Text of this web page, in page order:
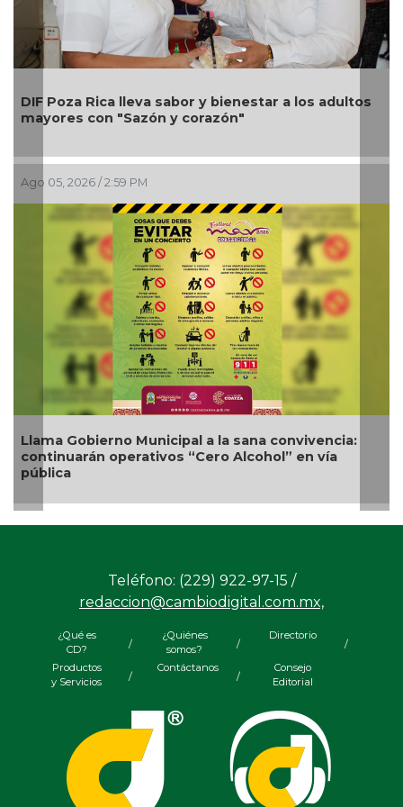
Poza Rica lleva sabor y bienestar a los adultos
con "Sazón y corazón"
05, 2026 / 2:59 PM
Gobierno Municipal a la sana convivencia:
operativos “Cero Alcohol” en vía
Teléfono: (229) 922-97-15 /
redaccion@cambiodigital.com.mx,
¿Qué es
CD?
/
¿Quiénes
somos?
/
Directorio
/
Productos
y Servicios
/
Contáctanos
/
Consejo
Editorial